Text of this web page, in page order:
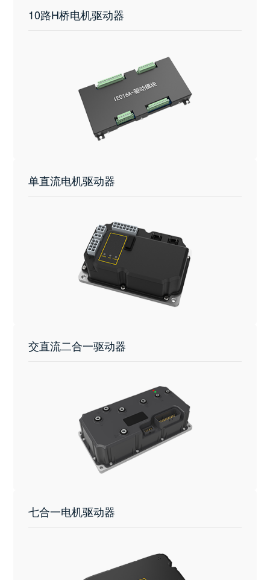
10路H桥电机驱动器
单直流电机驱动器
交直流二合一驱动器
七合一电机驱动器